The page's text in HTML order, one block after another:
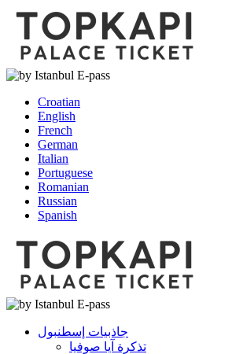
Croatian
English
French
German
Italian
Portuguese
Romanian
Russian
Spanish
جاذبيات إسطنبول
تذكرة آيا صوفيا